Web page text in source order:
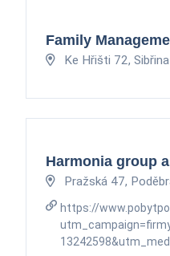
Family
Ke Hřišti 72,
Harmonia group
Pražská 47,
https://